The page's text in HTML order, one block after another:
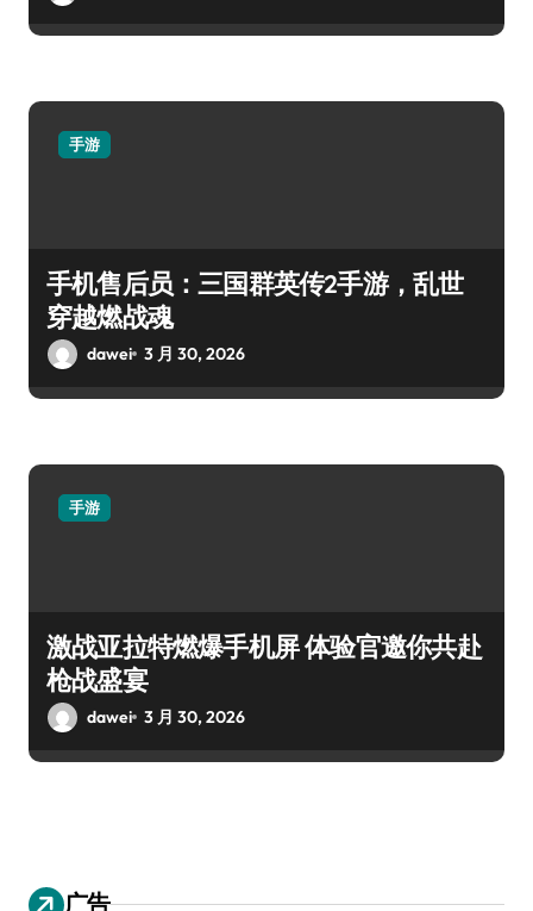
手游
手机售后员：三国群英传2手游，乱世
穿越燃战魂
dawei 3 月 30, 2026
手游
激战亚拉特燃爆手机屏 体验官邀你共赴
枪战盛宴
dawei 3 月 30, 2026
广告